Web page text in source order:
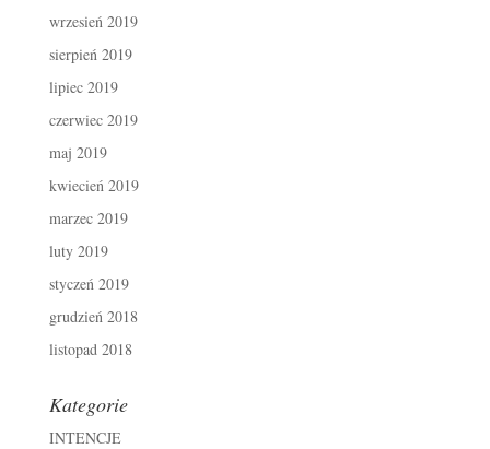
wrzesień 2019
sierpień 2019
lipiec 2019
czerwiec 2019
maj 2019
kwiecień 2019
marzec 2019
luty 2019
styczeń 2019
grudzień 2018
listopad 2018
Kategorie
INTENCJE